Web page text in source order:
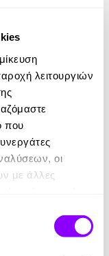
λειτουργιών
που
οι
με άλλες